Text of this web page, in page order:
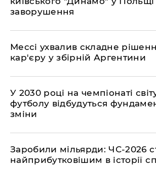
заворушення
Мессі ухвалив складне
кар'єру у збірній Аргентини
У 2030 році на чемпіонаті
футболу відбудуться
зміни
​Заробили мільярди: ЧС-2026
найприбутковішим в історії